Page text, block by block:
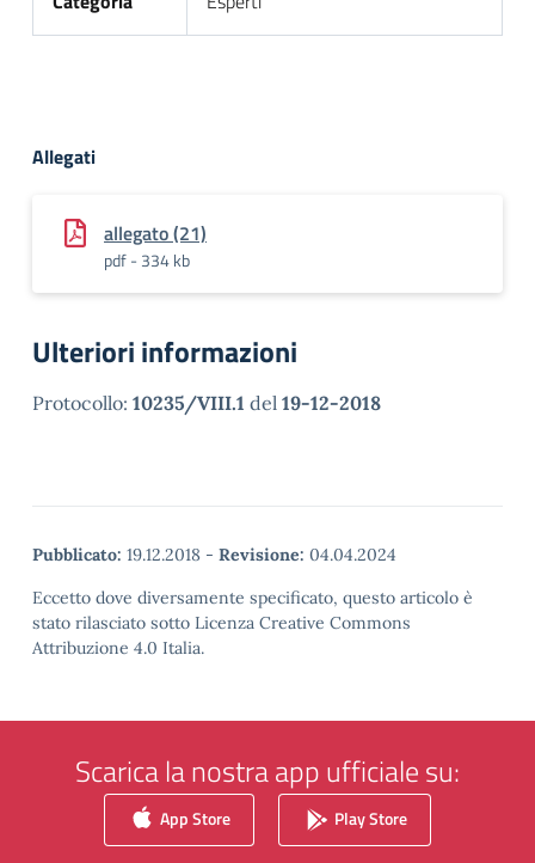
Allegati
allegato (21)
pdf - 334 kb
Ulteriori informazioni
Protocollo: 10235/VIII.1 del 19-12-2018
Pubblicato: 19.12.2018 - Revisione: 04.04.2024
Eccetto dove diversamente specificato, questo articolo è
stato rilasciato sotto Licenza Creative Commons
Attribuzione 4.0 Italia.
Scarica la nostra app ufficiale su:
App Store Play Store